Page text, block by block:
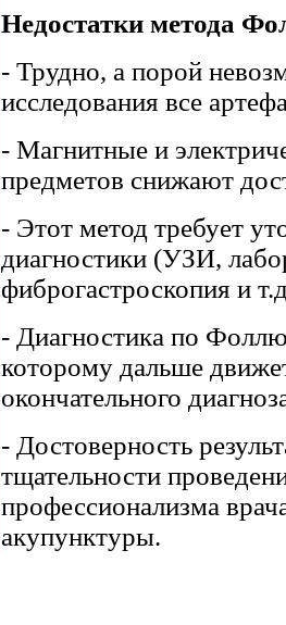
Недостатки метода
- Трудно, а порой
исследования все
- Магнитные и
предметов снижают
- Этот метод требует
диагностики (УЗИ,
фиброгастроскопия и
- Диагностика по
которому дальше
окончательного
- Достоверность
тщательности
профессионализма
акупунктуры.